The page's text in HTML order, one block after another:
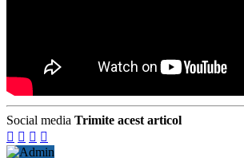
Social media Trimite acest articol
   